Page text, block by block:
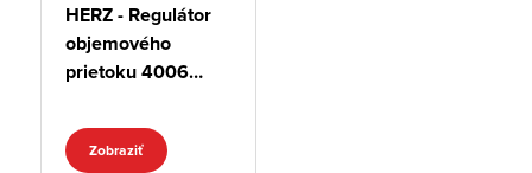
HERZ - Regulátor
objemového
prietoku 4006
meracími
ventilčekmi
Zobraziť